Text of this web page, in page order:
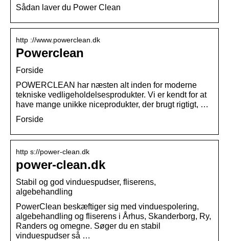
Sådan laver du Power Clean
http ://www.powerclean.dk
Powerclean
Forside
POWERCLEAN har næsten alt inden for moderne
tekniske vedligeholdelsesprodukter. Vi er kendt for at
have mange unikke niceprodukter, der brugt rigtigt, …
Forside
http s://power-clean.dk
power-clean.dk
Stabil og god vinduespudser, fliserens,
algebehandling
PowerClean beskæftiger sig med vinduespolering,
algebehandling og fliserens i Århus, Skanderborg, Ry,
Randers og omegne. Søger du en stabil
vinduespudser så …